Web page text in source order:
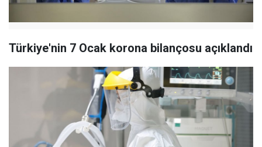
Türkiye'nin 7 Ocak korona bilançosu açıklandı